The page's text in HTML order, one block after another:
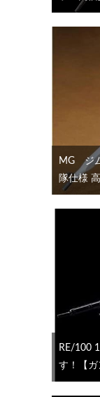
MG ジ
隊仕様
RE/100
す！【ガ